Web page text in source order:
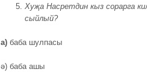
Хуҗа Насретдин кыз сорарга
сыйлый?
а) баба шулпасы
ә) баба ашы